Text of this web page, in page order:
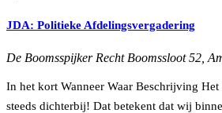
JDA: Politieke Afdelingsvergadering
De Boomsspijker Recht Boomssloot 52,
In het kort Wanneer Waar Beschrijving
steeds dichterbij! Dat betekent dat wij